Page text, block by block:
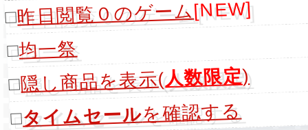
□昨日閲覧０のゲーム[NEW]
□均一祭
□隠し商品を表示(人数限定)
□タイムセールを確認する